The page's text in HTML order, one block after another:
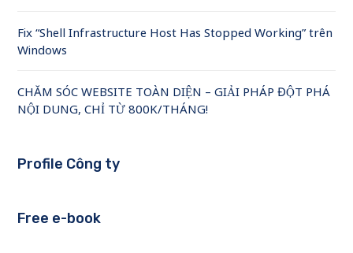
Fix “Shell Infrastructure Host Has Stopped Working” trên
Windows
CHĂM SÓC WEBSITE TOÀN DIỆN – GIẢI PHÁP ĐỘT PHÁ
NỘI DUNG, CHỈ TỪ 800K/THÁNG!
Profile Công ty
Free e-book